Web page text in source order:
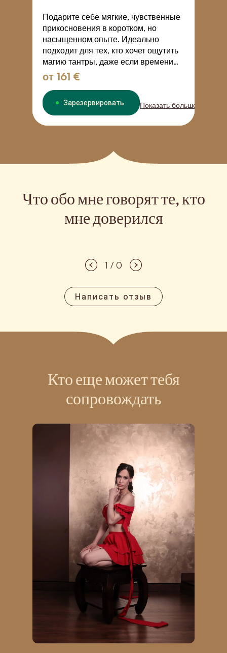
Подарите себе мягкие, чувственные
прикосновения в коротком, но
насыщенном опыте. Идеально
подходит для тех, кто хочет ощутить
магию тантры, даже если времени
немного.
от 161 €
Зарезервировать Показать больше
Что обо мне говорят те, кто
мне доверился
1 / 0
Написать отзыв
Кто еще может тебя
сопровождать